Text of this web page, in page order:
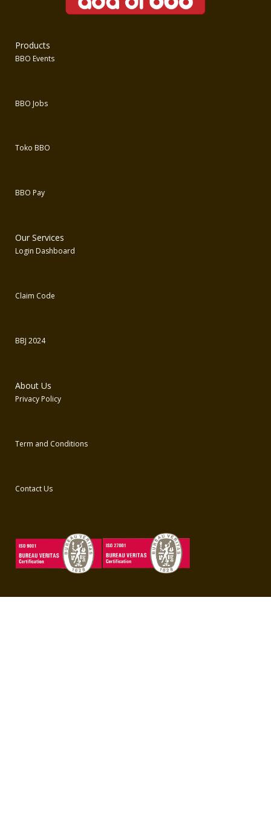
Products
BBO Events
BBO Jobs
Toko BBO
BBO Pay
Our Services
Login Dashboard
Claim Code
BBJ 2024
About Us
Privacy Policy
Term and Conditions
Contact Us